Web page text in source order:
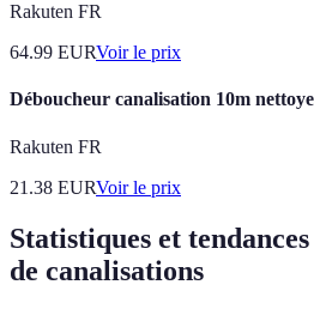
Rakuten FR
64.99 EURVoir le prix
Déboucheur canalisation 10m
Rakuten FR
21.38 EURVoir le prix
Statistiques et
de canalisations